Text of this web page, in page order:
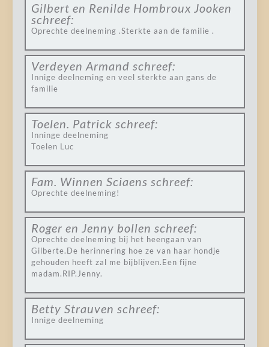
Gilbert en Renilde Hombroux Jooken
schreef:
Oprechte deelneming .Sterkte aan de familie .
Verdeyen Armand schreef:
Innige deelneming en veel sterkte aan gans de
familie
Toelen. Patrick schreef:
Inninge deelneming
Toelen Luc
Fam. Winnen Sciaens schreef:
Oprechte deelneming!
Roger en Jenny bollen schreef:
Oprechte deelneming bij het heengaan van
Gilberte.De herinnering hoe ze van haar hondje
gehouden heeft zal me bijblijven.Een fijne
madam.RIP.Jenny.
Betty Strauven schreef:
Innige deelneming